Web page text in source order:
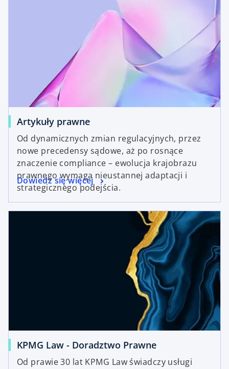
Artykuły prawne
Od dynamicznych zmian regulacyjnych, przez
nowe precedensy sądowe, aż po rosnące
znaczenie compliance – ewolucja krajobrazu
prawnego wymaga nieustannej adaptacji i
strategicznego podejścia.
Dowiedz się więcej
KPMG Law - Doradztwo Prawne
Od prawie 30 lat KPMG Law świadczy usługi